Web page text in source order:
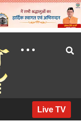
Live TV